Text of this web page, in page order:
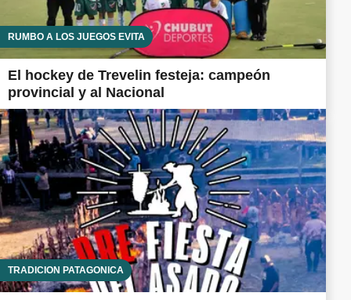
RUMBO A LOS JUEGOS EVITA
El hockey de Trevelin festeja: campeón
provincial y al Nacional
TRADICIÓN PATAGÓNICA